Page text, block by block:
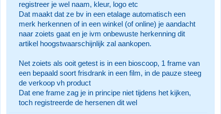
registreer je wel naam, kleur, logo etc
Dat maakt dat ze bv in een etalage automatisch een
merk herkennen of in een winkel (of online) je aandacht
naar zoiets gaat en je ivm onbewuste herkenning dit
artikel hoogstwaarschijnlijk zal aankopen.
Net zoiets als ooit getest is in een bioscoop, 1 frame van
een bepaald soort frisdrank in een film, in de pauze steeg
de verkoop vh product
Dat ene frame zag je in principe niet tijdens het kijken,
toch registreerde de hersenen dit wel